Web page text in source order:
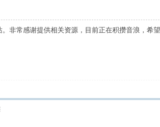
非常感谢提供相关资源，目前正在积攒音浪，